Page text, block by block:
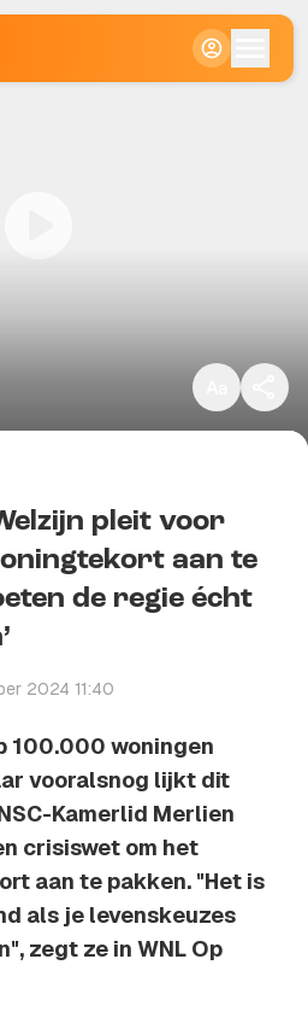
pleit voor
aan te
de regie écht
2024 11:40
100.000 woningen
vooralsnog lijkt dit
Kamerlid Merlien
crisiswet om het
aan te pakken. "Het is
als je levenskeuzes
zegt ze in WNL Op